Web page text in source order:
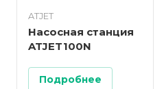
ATJET
Насосная станция
ATJET100N
Подробнее